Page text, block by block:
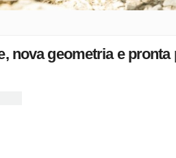
nova geometria e pronta